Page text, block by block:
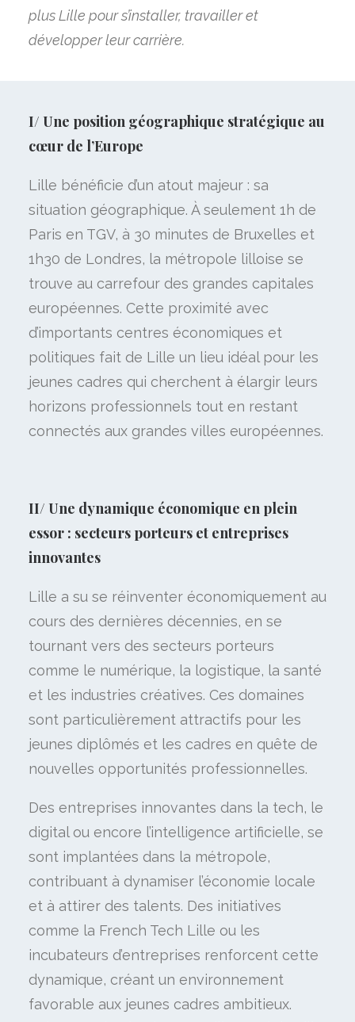
plus Lille pour s’installer, travailler et
développer leur carrière.
I/ Une position géographique stratégique au
cœur de l’Europe
Lille bénéficie d’un atout majeur : sa
situation géographique. À seulement 1h de
Paris en TGV, à 30 minutes de Bruxelles et
1h30 de Londres, la métropole lilloise se
trouve au carrefour des grandes capitales
européennes. Cette proximité avec
d’importants centres économiques et
politiques fait de Lille un lieu idéal pour les
jeunes cadres qui cherchent à élargir leurs
horizons professionnels tout en restant
connectés aux grandes villes européennes.
II/ Une dynamique économique en plein
essor : secteurs porteurs et entreprises
innovantes
Lille a su se réinventer économiquement au
cours des dernières décennies, en se
tournant vers des secteurs porteurs
comme le numérique, la logistique, la santé
et les industries créatives. Ces domaines
sont particulièrement attractifs pour les
jeunes diplômés et les cadres en quête de
nouvelles opportunités professionnelles.
Des entreprises innovantes dans la tech, le
digital ou encore l’intelligence artificielle, se
sont implantées dans la métropole,
contribuant à dynamiser l’économie locale
et à attirer des talents. Des initiatives
comme la French Tech Lille ou les
incubateurs d’entreprises renforcent cette
dynamique, créant un environnement
favorable aux jeunes cadres ambitieux.